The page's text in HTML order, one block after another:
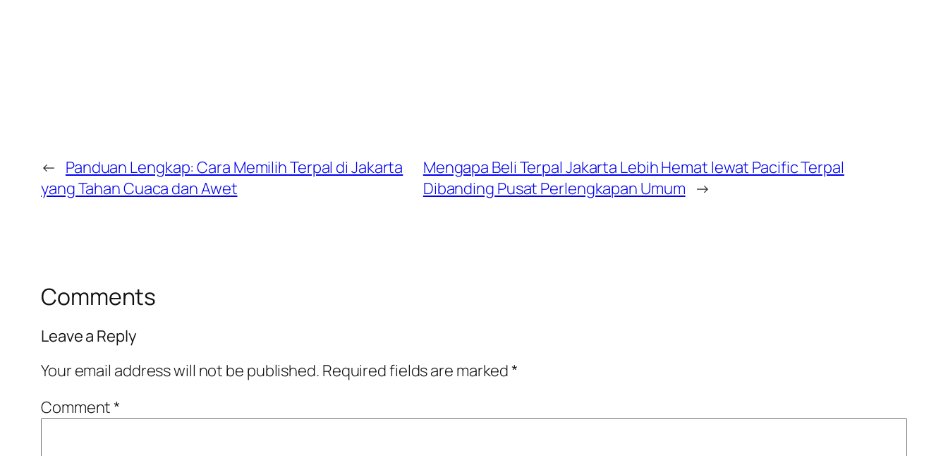
← Panduan Lengkap: Cara Memilih Terpal di Jakarta
yang Tahan Cuaca dan Awet
Mengapa Beli Terpal Jakarta Lebih Hemat lewat Pacific Terpal
Dibanding Pusat Perlengkapan Umum →
Comments
Leave a Reply
Your email address will not be published. Required fields are marked*
Comment*